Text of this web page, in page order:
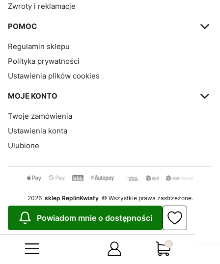
Zwroty i reklamacje
POMOC
Regulamin sklepu
Polityka prywatności
Ustawienia plików cookies
MOJE KONTO
Twoje zamówienia
Ustawienia konta
Ulubione
2026 sklep ReplinKwiaty © Wszystkie prawa zastrzeżone.
Sklep internetowy
Powiadom mnie o dostępności
Produkty w